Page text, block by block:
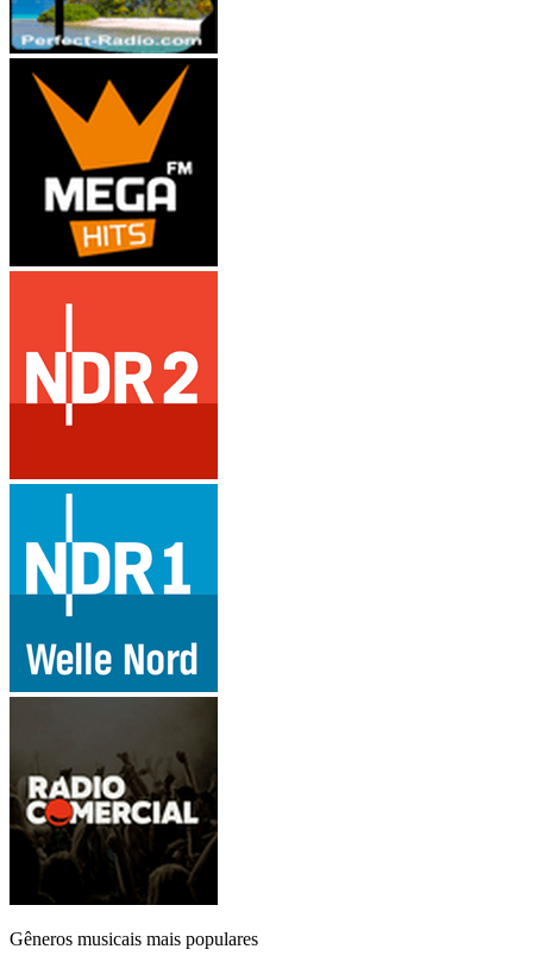
Gêneros musicais mais populares